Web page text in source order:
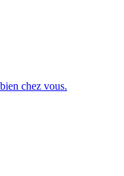
chez vous.